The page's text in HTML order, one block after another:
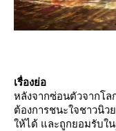
เรื่องย่อ
หลังจากซ่อนตัวจากโล
ต้องการชนะใจชาวนิว
ห้ได้ และถูกยอมรับใน